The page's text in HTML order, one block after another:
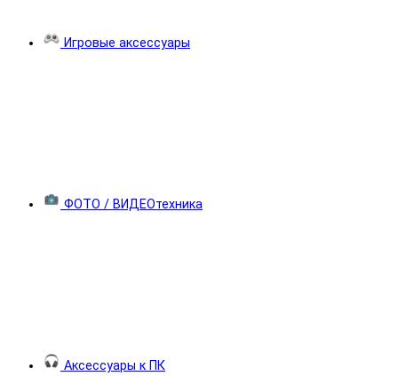
Игровые аксессуары
ФОТО / ВИДЕОтехника
Аксессуары к ПК